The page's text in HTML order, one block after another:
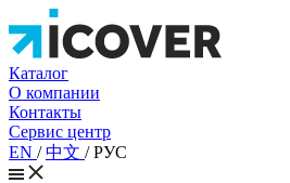
Каталог
О компании
Контакты
Сервис центр
EN /中文 /РУС